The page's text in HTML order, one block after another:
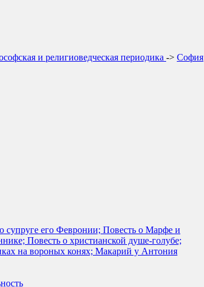
и религиоведческая периодика -> София
супруге его Февронии; Повесть о Марфе и
Повесть о христианской душе-голубе;
на вороных конях; Макарий у Антония